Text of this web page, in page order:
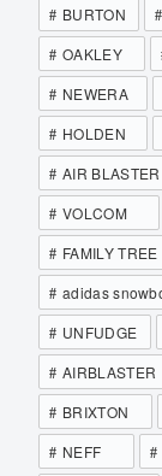
BURTON
OAKLEY
NEWERA
HOLDEN
AIR BLASTER
VOLCOM
FAMILY TREE
adidas
UNFUDGE
AIRBLASTER
BRIXTON
NEFF